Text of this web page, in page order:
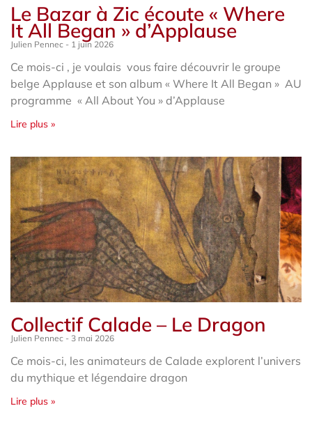
Le Bazar à Zic écoute « Where
It All Began » d’Applause
Julien Pennec 1 juin 2026
Ce mois-ci , je voulais vous faire découvrir le groupe
belge Applause et son album « Where It All Began » AU
programme « All About You » d’Applause
Lire plus »
Collectif Calade – Le Dragon
Julien Pennec 3 mai 2026
Ce mois-ci, les animateurs de Calade explorent l’univers
du mythique et légendaire dragon
Lire plus »